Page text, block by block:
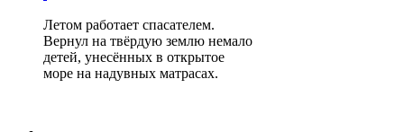
Летом работает спасателем.
Вернул на твёрдую землю немало
детей, унесённых в открытое
море на надувных матрасах.